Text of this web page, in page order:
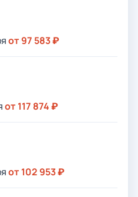
от 97 583 ₽
от 117 874 ₽
от 102 953 ₽